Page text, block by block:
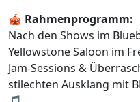
🎪 Rahmenprogramm:
Nach den Shows im
Yellowstone Saloon im
Jam-Sessions &
stilechten Ausklang mit